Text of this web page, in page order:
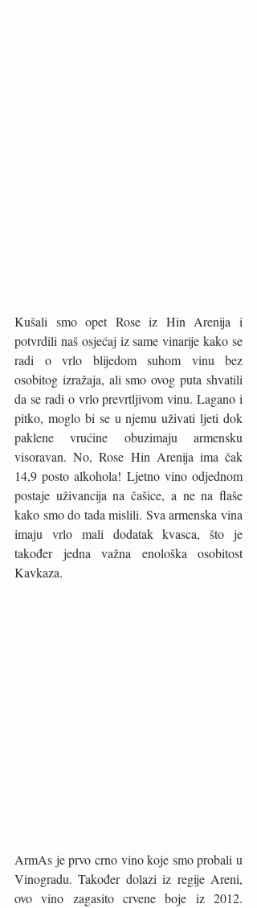
Kušali smo opet Rose iz Hin Arenija i
potvrdili naš osjećaj iz same vinarije kako se
radi o vrlo blijedom suhom vinu bez
osobitog izražaja, ali smo ovog puta shvatili
da se radi o vrlo prevrtljivom vinu. Lagano i
pitko, moglo bi se u njemu uživati ljeti dok
paklene vrućine obuzimaju armensku
visoravan. No, Rose Hin Arenija ima čak
14,9 posto alkohola! Ljetno vino odjednom
postaje uživancija na čašice, a ne na flaše
kako smo do tada mislili. Sva armenska vina
imaju vrlo mali dodatak kvasca, što je
također jedna važna enološka osobitost
Kavkaza.
ArmAs je prvo crno vino koje smo probali u
Vinogradu. Također dolazi iz regije Areni,
ovo vino zagasito crvene boje iz 2012.